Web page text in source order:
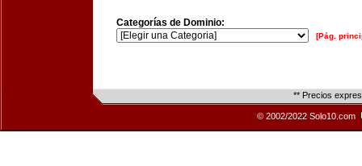
Categorías de Dominio:
[Pág.
** Precios
© 2002/2022 Solo10.com